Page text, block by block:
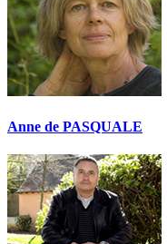
Anne de PASQUALE